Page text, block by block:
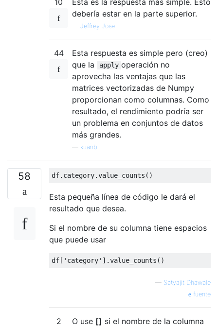
debería estar en la parte superior.
— Jeffrey Jose
44
Esta respuesta es simple pero (creo)
que la
apply operación no
aprovecha las ventajas que las
matrices vectorizadas de Numpy
proporcionan como columnas. Como
resultado, el rendimiento podría ser
un problema en conjuntos de datos
más grandes.
kuanb
58 df. category.value_counts ()
Esta pequeña línea de código le dará el
resultado que desea.
Si el nombre de su columna tiene espacios
que puede usar
df[ 'category' ].value_counts ()
— Satyajit Dhawale
fuente
2 O use [] si el nombre de la columna